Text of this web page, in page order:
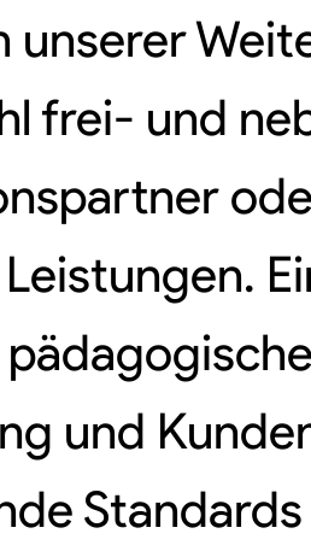
unserer
frei- und
und